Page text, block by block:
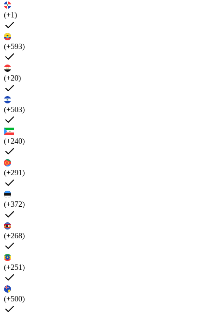
(+1)
(+593)
(+20)
(+503)
(+240)
(+291)
(+372)
(+268)
(+251)
(+500)